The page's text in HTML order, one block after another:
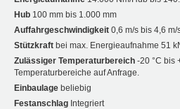
Hub 100 mm bis 1.000 mm
Auffahrgeschwindigkeit 0,6 m/s bis 4,6 m/
Stützkraft bei max. Energieaufnahme 51
Zulässiger Temperaturbereich -20 °C bis
Temperaturbereiche auf Anfrage.
Einbaulage beliebig
Festanschlag Integriert